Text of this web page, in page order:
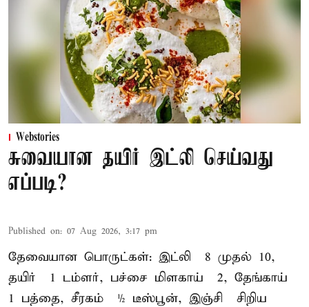
Webstories
சுவையான தயிர் இட்லி செய்வது
எப்படி?
Published on: 07 Aug 2026, 3:17 pm
தேவையான பொருட்கள்: இட்லி – 8 முதல் 10,
தயிர் – 1 டம்ளர், பச்சை மிளகாய் – 2, தேங்காய் –
1 பத்தை, சீரகம் – ½ டீஸ்பூன், இஞ்சி – சிறிய